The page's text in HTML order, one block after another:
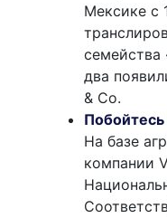
Мексике с
семейства
два
& Co.
Побойтесь
На базе
компании